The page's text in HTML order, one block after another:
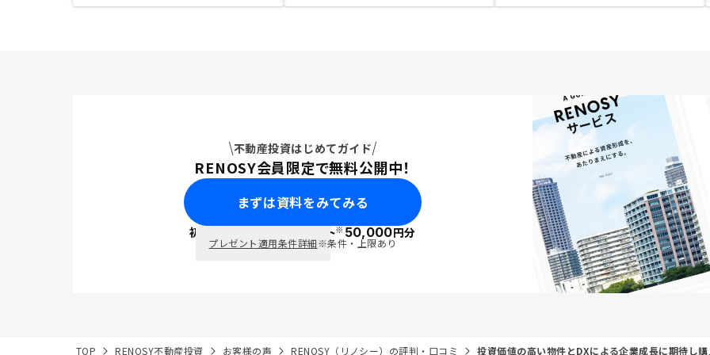
不動産投資はじめてガイド
RENOSY会員限定で無料公開中！
まずは資料をみてみる
初回面談で ポイント※50,000円分
プレゼント適用条件詳細※条件・上限あり
TOP RENOSY不動産投資 お客様の声 RENOSY（リノシー）の評判・口コミ 投資価値の高い物件とDXによる企業成長に期待し